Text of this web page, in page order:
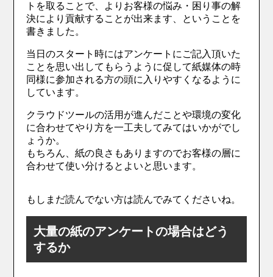
トを取ることで、よりお客様の悩み・困り事の解
決により貢献することが出来ます、ということを
書きました。
当日のスタート時にはアンケートにご記入頂いた
ことを思い出してもらうように促して紙媒体の時
同様に参加される方の頭に入りやすくなるように
しています。
クラウドツールの活用が進んだことや環境の変化
に合わせてやり方を一工夫してみてはいかがでし
ょうか。
もちろん、紙の良さもありますのでお客様の層に
合わせて使い分けるとよいと思います。
もしまだ読んでない方は読んでみてくださいね。
大量の紙のアンケートの場合はどう
するか